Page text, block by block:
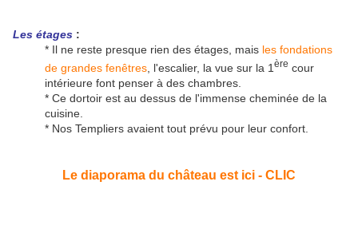
Les étages :
* Il ne reste presque rien des étages, mais les fondations
de grandes fenêtres , l'escalier, la vue sur la 1 ère cour
intérieure font penser à des chambres.
* Ce dortoir est au dessus de l'immense cheminée de la
cuisine.
* Nos Templiers avaient tout prévu pour leur confort.
Le diaporama du château est ici - CLIC